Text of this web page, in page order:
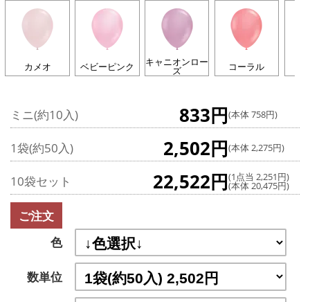
カメオ ベビーピンク キャニオンロー
ズ コーラル
ミニ(約10入) 833円(本体 758円)
1袋(約50入) 2,502円(本体 2,275円)
10袋セット 22,522円(1点当 2,251円)
(本体 20,475円)
ご注文
色
数単位